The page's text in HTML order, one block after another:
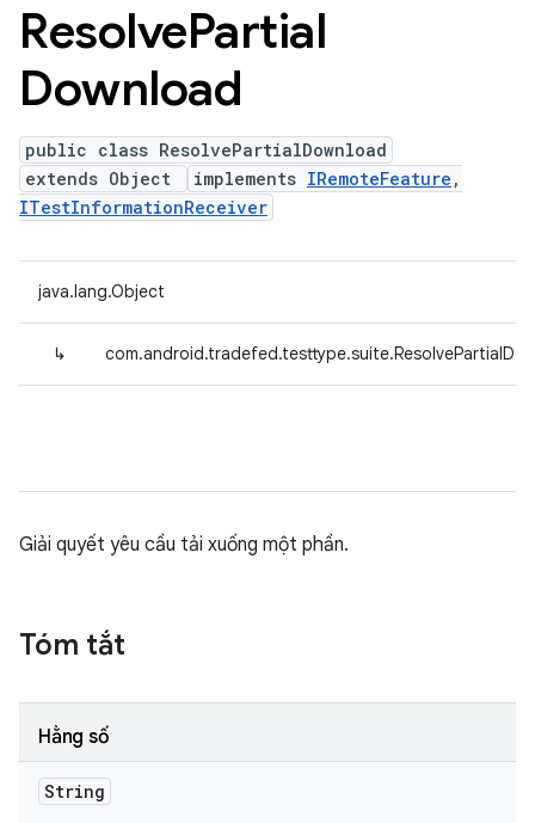
ResolvePartial
Download
public class ResolvePartialDownload
extends Object
implements IRemoteFeature ,
ITestInformationReceiver
java.lang.Object
↳
Giải quyết yêu cầu tải xuống một phần.
Tóm tắt
Hằng số
String